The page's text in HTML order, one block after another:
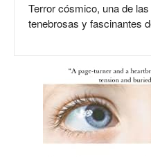
Terror cósmico, una de
tenebrosas y fascinantes